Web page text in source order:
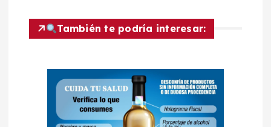
ó
n
También te podría interesar: